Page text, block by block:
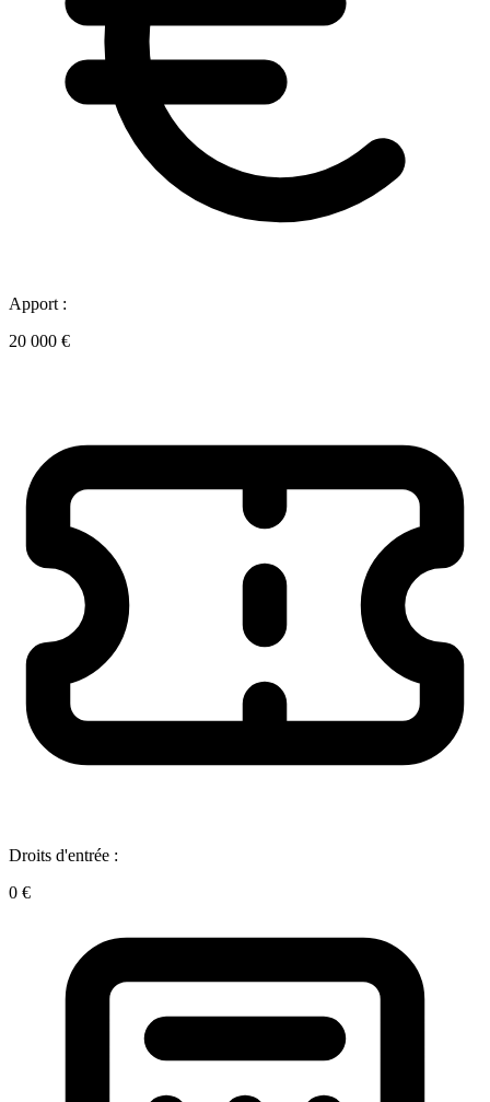
Apport :
20 000 €
Droits d'entrée :
0 €